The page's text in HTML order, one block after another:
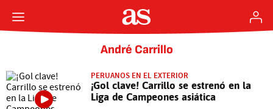
André Carrillo
PERUANOS EN EL EXTERIOR
¡Gol clave! Carrillo se estrenó en la
Liga de Campeones asiática